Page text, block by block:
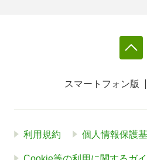
スマートフォン版
利用規約 個人情報保護